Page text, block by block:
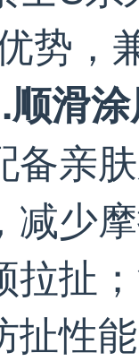
势，
顺滑
备亲
减少
拉扯
性能